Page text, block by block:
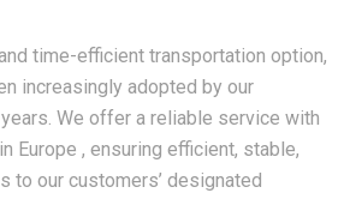
time-efficient transportation option,
increasingly adopted by our
We offer a reliable service with
Europe , ensuring efficient, stable,
to our customers’ designated